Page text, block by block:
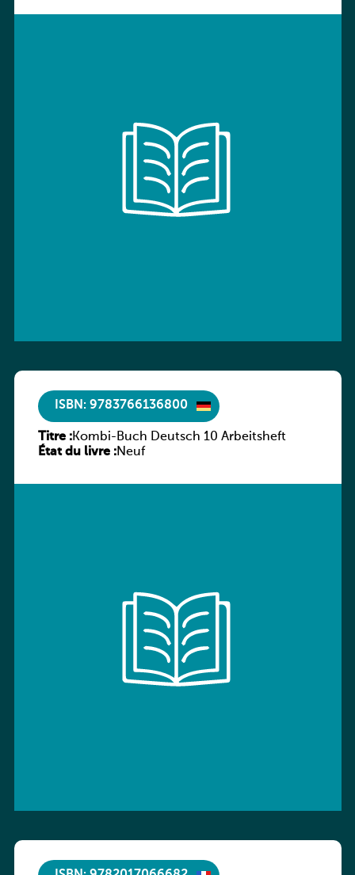
ISBN: 9783766136800
Titre :Kombi-Buch Deutsch 10 Arbeitsheft
État du livre :Neuf